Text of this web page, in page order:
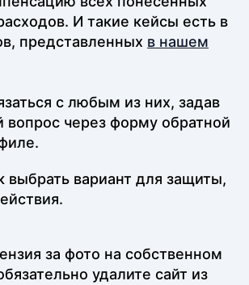
И такие кейсы есть в
представленных в нашем
с любым из них, задав
через форму обратной
выбрать вариант для защиты,
за фото на собственном
удалите сайт из